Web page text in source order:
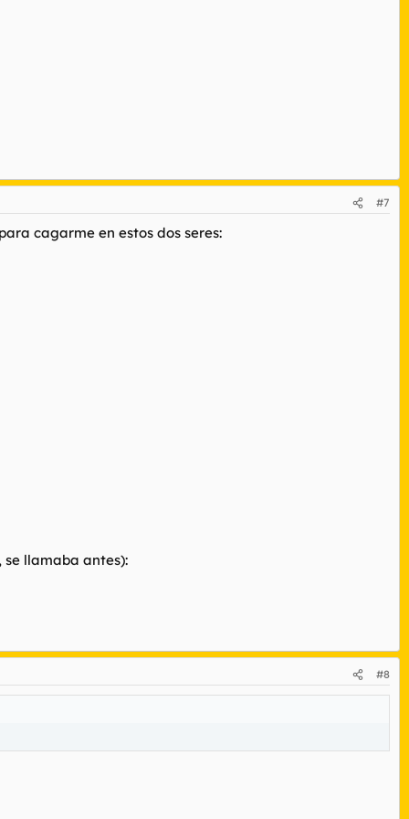
#7
cagarme en estos dos seres:
llamaba antes):
#8